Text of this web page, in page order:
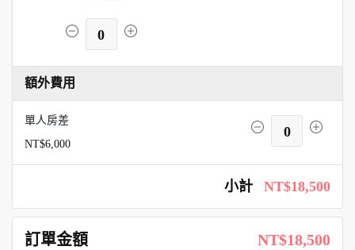
0
額外費用
單人房差
NT$6,000
0
小計 NT$18,500
訂單金額 NT$18,500